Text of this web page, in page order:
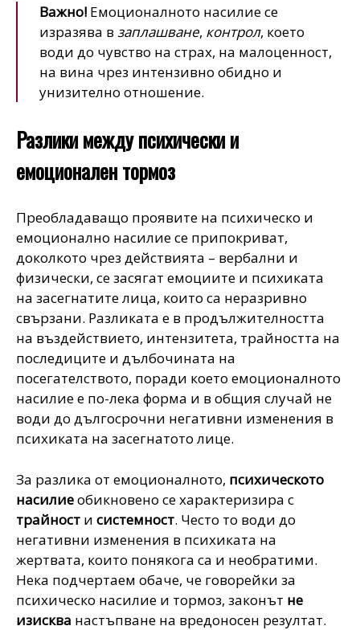
Важно! Емоционалното насилие се
изразява в заплашване, контрол, което
води до чувство на страх, на малоценност,
на вина чрез интензивно обидно и
унизително отношение.
Разлики между психически и
емоционален тормоз
Преобладаващо проявите на психическо и
емоционално насилие се припокриват,
доколкото чрез действията – вербални и
физически, се засягат емоциите и психиката
на засегнатите лица, които са неразривно
свързани. Разликата е в продължителността
на въздействието, интензитета, трайността на
последиците и дълбочината на
посегателството, поради което емоционалното
насилие е по-лека форма и в общия случай не
води до дългосрочни негативни изменения в
психиката на засегнатото лице.
За разлика от емоционалното, психическото
насилиеобикновено се характеризира с
трайност и системност. Често то води до
негативни изменения в психиката на
жертвата, които понякога са и необратими.
Нека подчертаем обаче, че говорейки за
психическо насилие и тормоз, законът не
изисква настъпване на вредоносен резултат.